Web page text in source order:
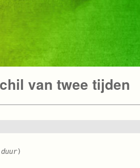
van twee tijden
duur)